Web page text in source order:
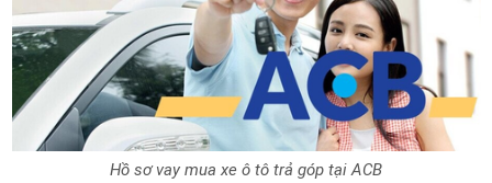
Hồ sơ vay mua xe ô tô trả góp tại ACB